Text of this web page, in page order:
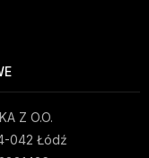
Z O.O.
042 Łódź